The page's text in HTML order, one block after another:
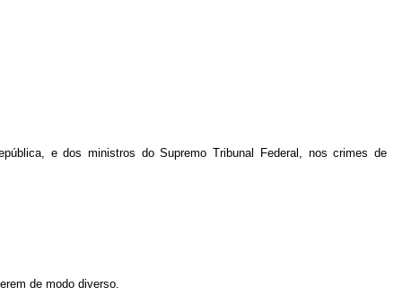
e dos ministros do Supremo Tribunal Federal, nos crimes de
de modo diverso.